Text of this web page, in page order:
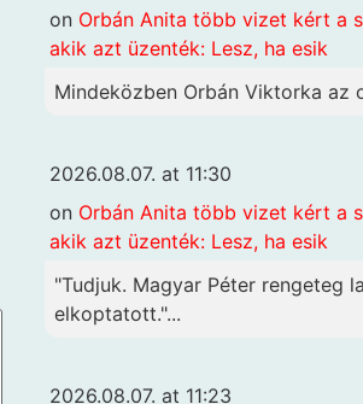
on Orbán Anita több vizet kért a
akik azt üzenték: Lesz, ha esik
Mindeközben Orbán Viktorka az
2026.08.07. at 11:30
on Orbán Anita több vizet kért a
akik azt üzenték: Lesz, ha esik
"Tudjuk. Magyar Péter rengeteg
elkoptatott."...
2026.08.07. at 11:23